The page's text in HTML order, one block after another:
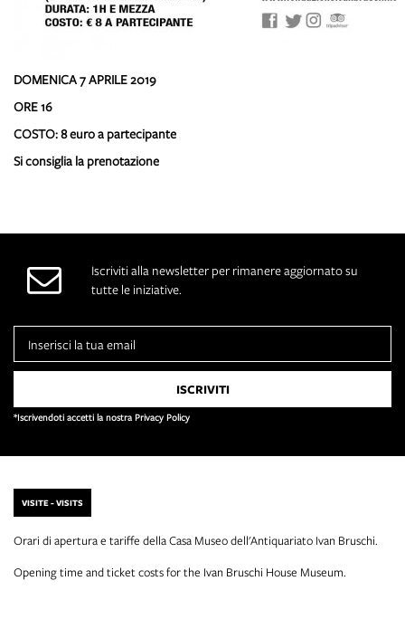
DOMENICA 7 APRILE 2019
ORE 16
COSTO: 8 euro a partecipante
Si consiglia la prenotazione
Iscriviti alla newsletter per rimanere aggiornato su
tutte le iniziative.
*Iscrivendoti accetti la nostra Privacy Policy
VISITE - VISITS
Orari di apertura e tariffe della Casa Museo dell'Antiquariato Ivan Bruschi.
Opening time and ticket costs for the Ivan Bruschi House Museum.